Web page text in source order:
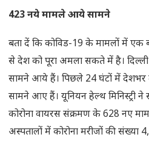
423 नये मामले आये सामने
बता दें कि कोविड-19 के मामलों में एक
से देश को पूरा अमला सकते में है।
सामने आये हैं। पिछले 24 घंटों में
सामने आए हैं। यूनियन हेल्थ मिनिस्ट्री ने
कोरोना वायरस संक्रमण के 628 नए
अस्पतालों में कोरोना मरीजों की संख्या